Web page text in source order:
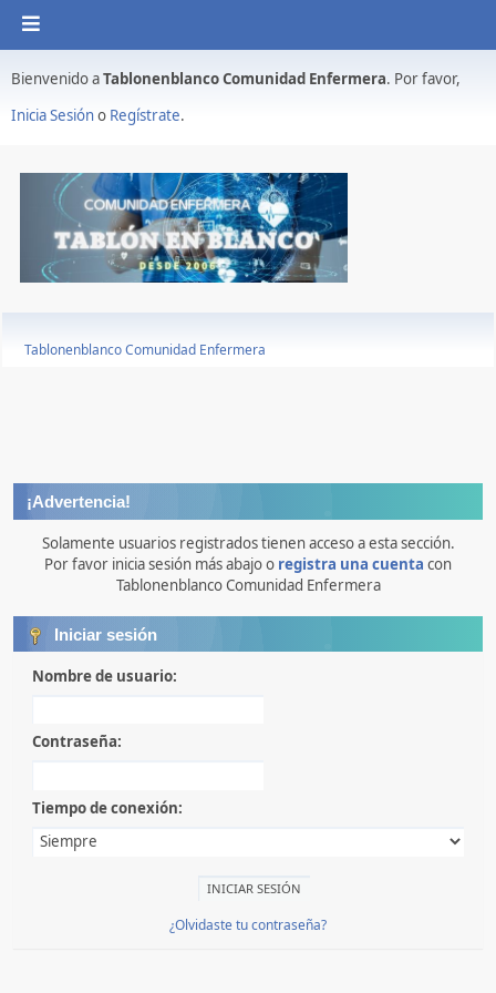
Bienvenido aTablonenblanco Comunidad Enfermera. Por favor,
Inicia Sesióno Regístrate.
Tablonenblanco Comunidad Enfermera
¡Advertencia!
Solamente usuarios registrados tienen acceso a esta sección.
Por favor inicia sesión más abajo o registra una cuenta con
Tablonenblanco Comunidad Enfermera
Iniciar sesión
Nombre de usuario:
Contraseña:
Tiempo de conexión:
¿Olvidaste tu contraseña?